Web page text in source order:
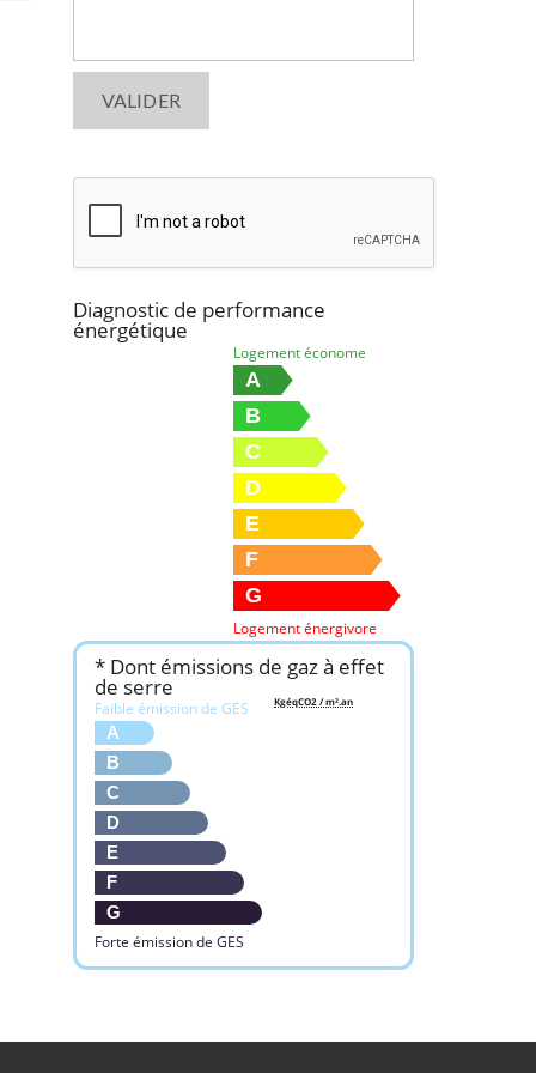
f
e
d
m
p
t
y
Diagnostic de performance
énergétique
Logement économe
A
B
C
D
E
F
G
Logement énergivore
* Dont émissions de gaz à effet
de serre
Faible émission de GES
A
B
C
D
E
F
G
Forte émission de GES
KgéqCO2 / m².an